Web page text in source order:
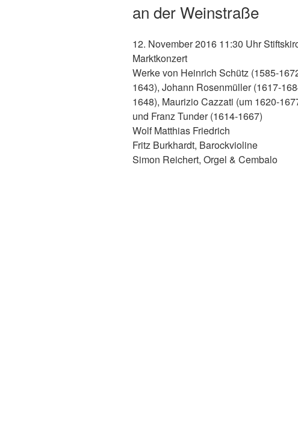
an der Weinstraße
12. November 2016 11:30 Uhr
Marktkonzert
Werke von Heinrich Schütz (1585-
1643), Johann Rosenmüller (1617-
1648), Maurizio Cazzati (um 1620-
und Franz Tunder (1614-1667)
Wolf Matthias Friedrich
Fritz Burkhardt, Barockvioline
Simon Reichert, Orgel & Cembalo